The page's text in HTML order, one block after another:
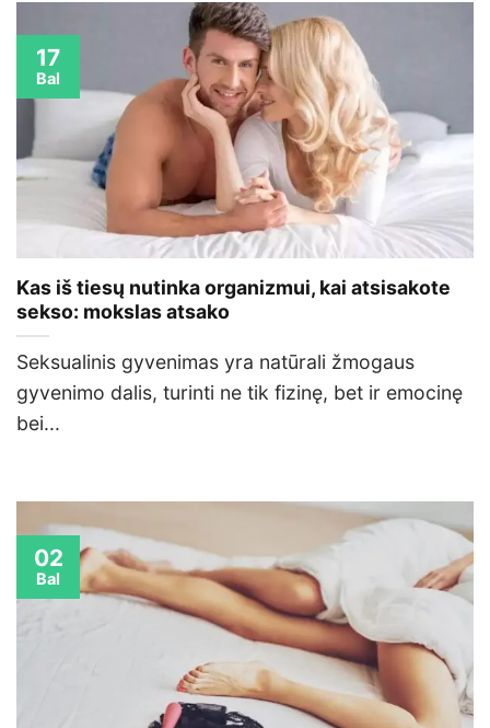
Kas iš tiesų nutinka organizmui, kai atsisakote
sekso: mokslas atsako
Seksualinis gyvenimas yra natūrali žmogaus
gyvenimo dalis, turinti ne tik fizinę, bet ir emocinę
bei...
17
Bal
02
Bal